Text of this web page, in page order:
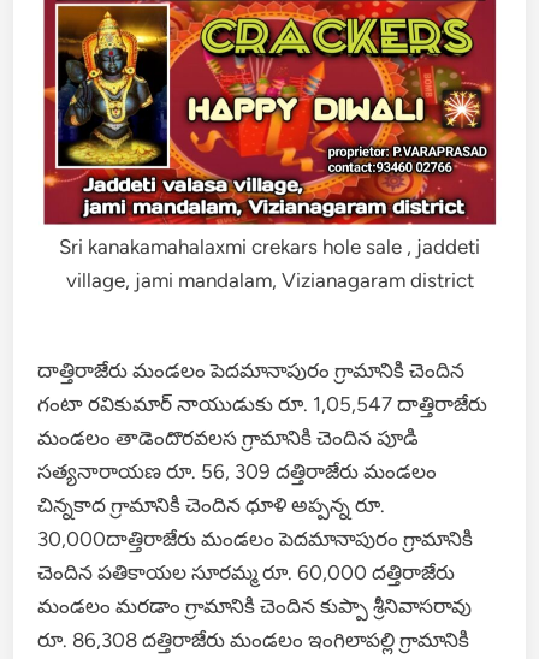
Sri kanakamahalaxmi crekars hole sale , jaddeti
village, jami mandalam, Vizianagaram district
దాత్తిరాజేరు మండలం పెదమానాపురం గ్రామానికి చెందిన
గంటా రవికుమార్ నాయుడుకు రూ. 1,05,547 దాత్తిరాజేరు
మండలం తాడెందొరవలస గ్రామానికి చెందిన పూడి
సత్యనారాయణ రూ. 56, 309 దత్తిరాజేరు మండలం
చిన్నకాద గ్రామానికి చెందిన ధూళి అప్పన్న రూ.
30,000దాత్తిరాజేరు మండలం పెదమానాపురం గ్రామానికి
చెందిన పతికాయల సూరమ్మ రూ. 60,000 దత్తిరాజేరు
మండలం మరడాం గ్రామానికి చెందిన కుప్పా శ్రీనివాసరావు
రూ. 86,308 దత్తిరాజేరు మండలం ఇంగిలాపల్లి గ్రామానికి